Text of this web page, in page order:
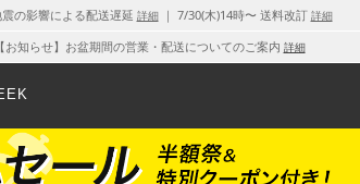
の影響による配送遅延 詳細｜ 7/30(木)14時〜 送料改訂 詳細
【お知らせ】お盆期間の営業・配送についてのご案内 詳細